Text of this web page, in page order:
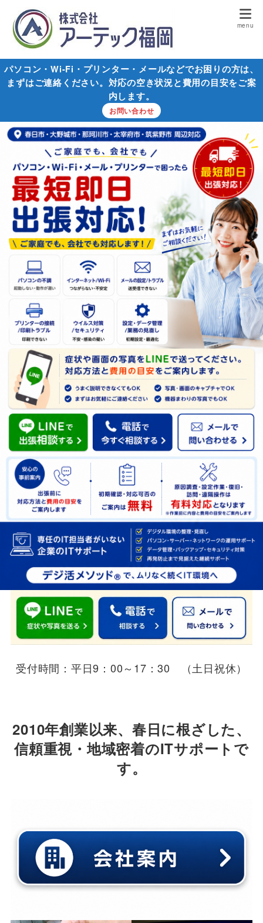
パソコン・Wi-Fi・プリンター・メールなどでお困りの方は、
まずはご連絡ください。対応の空き状況と費用の目安をご案
内します。
お問い合わせ
受付時間：平日9：00～17：30 （土日祝休）
2010年創業以来、春日に根ざした、
信頼重視・地域密着のITサポートで
す。